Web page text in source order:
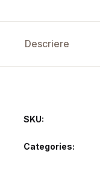
Descriere
SKU:
Categories: